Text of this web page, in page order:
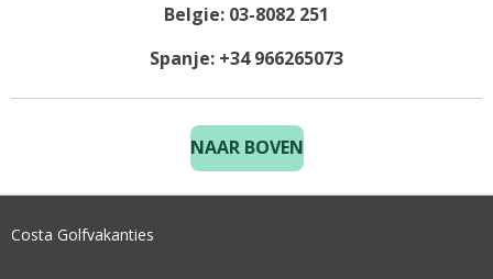
Belgie: 03-8082 251
Spanje: +34 966265073
NAAR BOVEN
Costa Golfvakanties